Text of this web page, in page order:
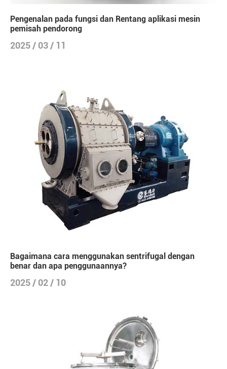
Pengenalan pada fungsi dan Rentang aplikasi mesin
pemisah pendorong
2025 / 03 / 11
Bagaimana cara menggunakan sentrifugal dengan
benar dan apa penggunaannya?
2025 / 02 / 10